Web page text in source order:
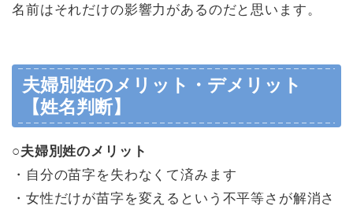
名前はそれだけの影響力があるのだと思います。
夫婦別姓のメリット・デメリット
【姓名判断】
○夫婦別姓のメリット
・自分の苗字を失わなくて済みます
・女性だけが苗字を変えるという不平等さが解消さ